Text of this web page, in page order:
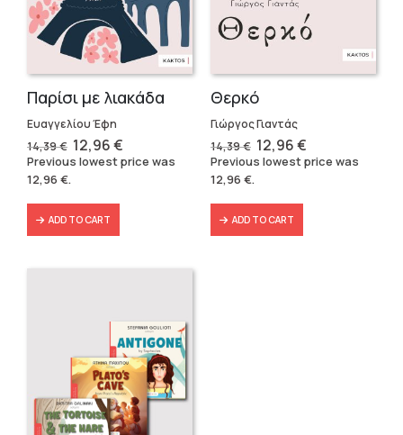
Παρίσι με λιακάδα
Ευαγγελίου Έφη
14,39€ Original
price
was:
12,96€Current
price
is:
Previous lowest price was
12,96 €.
ADD TO CART
Θερκό
Γιώργος Γιαντάς
14,39€ Original
price
was:
12,96€Current
price
is:
Previous lowest price was
12,96 €.
ADD TO CART